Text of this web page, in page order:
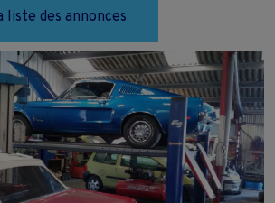
liste des annonces